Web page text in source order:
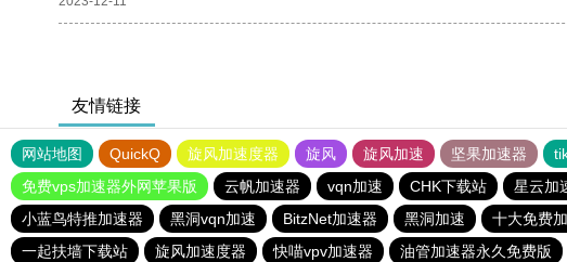
友情链接
网站地图 QuickQ 旋风加速度器 旋风 旋风加速 坚果加速器
免费vps加速器外网苹果版
云帆加速器 vqn加速 CHK下载站 星云加
小蓝鸟特推加速器
黑洞vqn加速 BitzNet加速器 黑洞加速 十大免费
一起扶墙下载站
旋风加速度器 快喵vpv加速器 油管加速器永久免费版